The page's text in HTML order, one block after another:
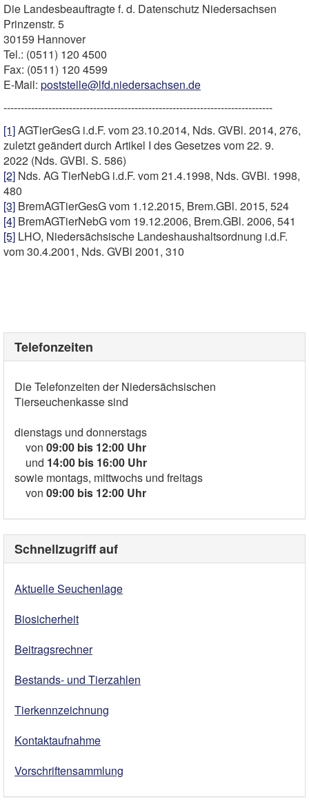
Die Landesbeauftragte f. d. Datenschutz Niedersachsen
Prinzenstr. 5
30159 Hannover
Tel.: (0511) 120 4500
Fax: (0511) 120 4599
E-Mail: poststelle@lfd.niedersachsen.de
------------------------------------------------------------------------------
[1]AGTierGesG i.d.F. vom 23.10.2014, Nds. GVBl. 2014, 276,
zuletzt geändert durch Artikel I des Gesetzes vom 22. 9.
2022 (Nds. GVBl. S. 586)
[2] Nds. AG TierNebG i.d.F. vom 21.4.1998, Nds. GVBl. 1998,
480
[3] BremAGTierGesG vom 1.12.2015, Brem.GBl. 2015, 524
[4] BremAGTierNebG vom 19.12.2006, Brem.GBl. 2006, 541
[5] LHO, Niedersächsische Landeshaushaltsordnung i.d.F.
vom 30.4.2001, Nds. GVBl 2001, 310
Telefonzeiten
Die Telefonzeiten der Niedersächsischen
Tierseuchenkasse sind
dienstags und donnerstags
von 09:00 bis 12:00 Uhr
und 14:00 bis 16:00 Uhr
sowie montags, mittwochs und freitags
von 09:00 bis 12:00 Uhr
Schnellzugriff auf
Aktuelle Seuchenlage
Biosicherheit
Beitragsrechner
Bestands- und Tierzahlen
Tierkennzeichnung
Kontaktaufnahme
Vorschriftensammlung